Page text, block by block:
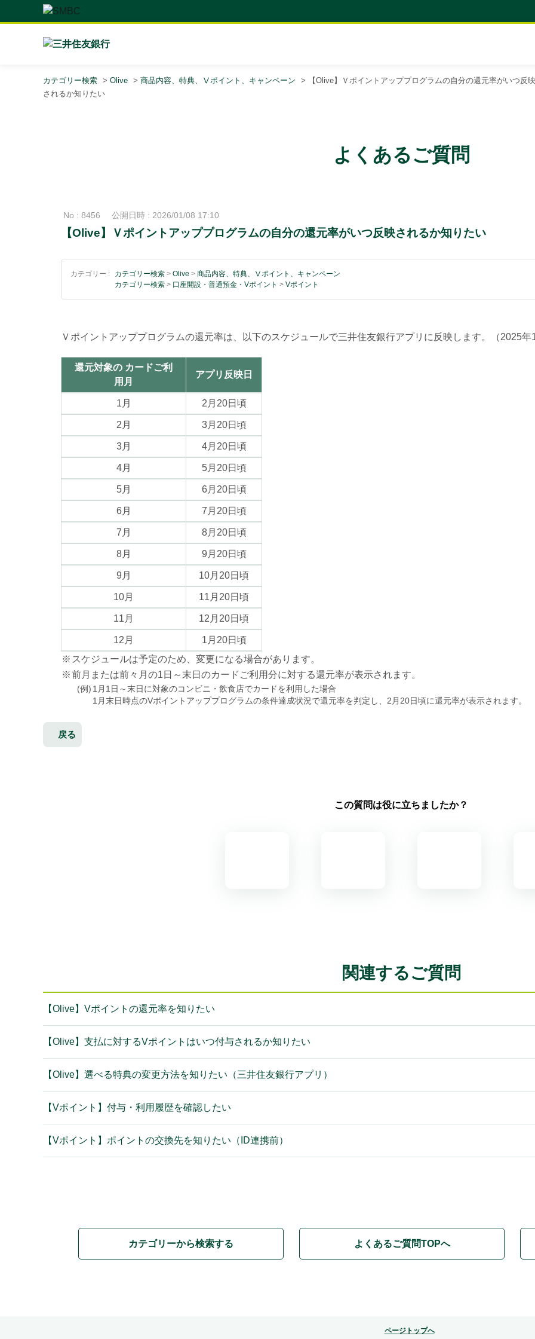
カテゴリー検索 > Olive > 商品内容、特典、Ⅴポイント、キャンペーン >
【Olive】Ｖポイントアッププログラムの自分の還元率がいつ反映
されるか知りたい
よくあるご質問
No : 8456 公開日時 : 2026/01/08 17:10
【Olive】Ｖポイントアッププログラムの自分の還元率がいつ反映されるか知りたい
カテゴリー : カテゴリー検索 > Olive > 商品内容、特典、Ⅴポイント、キャンペーン
カテゴリー検索 > 口座開設・普通預金・Vポイント > Vポイント
Ｖポイントアッププログラムの還元率は、以下のスケジュールで三井住友銀行アプリに反映します。（2025年
還元対象の カードご利
用月
アプリ反映日
1月 2月20日頃
2月 3月20日頃
3月 4月20日頃
4月 5月20日頃
5月 6月20日頃
6月 7月20日頃
7月 8月20日頃
8月 9月20日頃
9月 10月20日頃
10月 11月20日頃
11月 12月20日頃
12月
1月20日頃
※ スケジュールは予定のため、変更になる場合があります。
※前月または前々月の1日～末日のカードご利用分に対する還元率が表示されます。
(例) 1月1日～末日に対象のコンビニ・飲食店でカードを利用した場合
1月末日時点のVポイントアッププログラムの条件達成状況で還元率を判定し、2月20日頃に還元率が表示されます。
戻る
この質問は役に立ちましたか？
関連するご質問
【Olive】Vポイントの還元率を知りたい
【Olive】支払に対するVポイントはいつ付与されるか知りたい
【Olive】選べる特典の変更方法を知りたい（三井住友銀行アプリ）
【Vポイント】付与・利用履歴を確認したい
【Vポイント】ポイントの交換先を知りたい（ID連携前）
カテゴリーから検索する よくあるご質問TOPへ
ページトップへ